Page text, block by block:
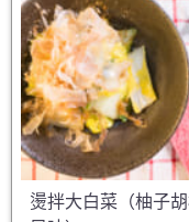
燙拌大白菜（柚子